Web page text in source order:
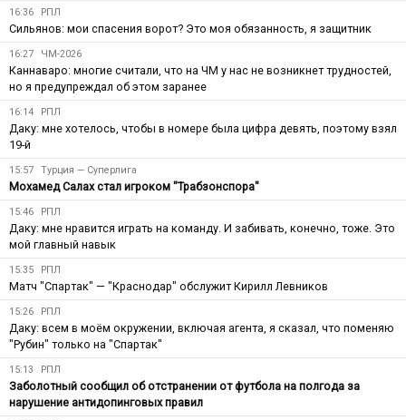
16:36 РПЛ
Сильянов: мои спасения ворот? Это моя обязанность, я защитник
16:27 ЧМ-2026
Каннаваро: многие считали, что на ЧМ у нас не возникнет трудностей,
но я предупреждал об этом заранее
16:14 РПЛ
Даку: мне хотелось, чтобы в номере была цифра девять, поэтому взял
19-й
15:57 Турция — Суперлига
Мохамед Салах стал игроком "Трабзонспора"
15:46 РПЛ
Даку: мне нравится играть на команду. И забивать, конечно, тоже. Это
мой главный навык
15:35 РПЛ
Матч "Спартак" — "Краснодар" обслужит Кирилл Левников
15:26 РПЛ
Даку: всем в моём окружении, включая агента, я сказал, что поменяю
"Рубин" только на "Спартак"
15:13 РПЛ
Заболотный сообщил об отстранении от футбола на полгода за
нарушение антидопинговых правил